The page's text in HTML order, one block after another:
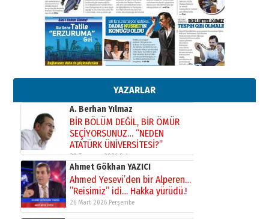
YAZARLAR
Murat Şahsuvaroğlu ERKON’da
çıtayı yukarı taşırken,
yönetimdekiler aşağı
çekmemeli!
17 Şubat 2026 SalıOrhan BOZKURT
Bir fotoğraf, bir şehir, bir
gazeteci… Dizginler kimin
A. Berhan Yılmaz
BİR BÖLÜM DEĞİL, BİR ÖMÜR
SEÇİYORSUNUZ… “NEDEN
ATATÜRK ÜNİVERSİTESİ?”
28 Temmuz 2026 Salı
Ahmet Gökhan YAZICI
Ahmed Yesevi’den bir Alperen…
”Reisimiz” idi… Hakka yürüdü.!
26 Mart 2026 Perşembe